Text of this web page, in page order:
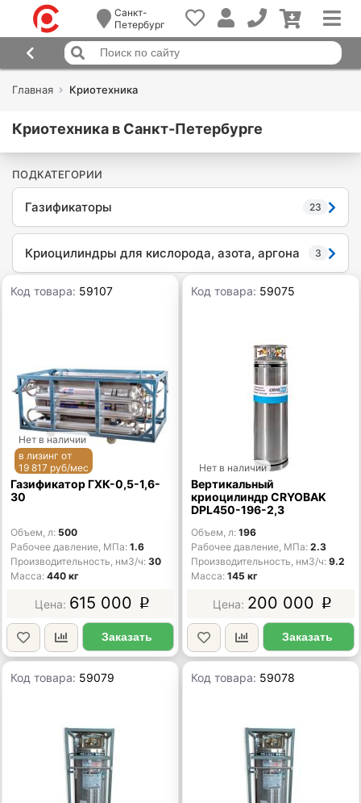
Санкт-
Петербург
Главная Криотехника
Криотехника в Санкт-Петербурге
ПОДКАТЕГОРИИ
Газификаторы 23
Криоцилиндры для кислорода, азота, аргона 3
Код товара: 59107
Нет в наличии
в лизинг от
19 817 руб/мес
Газификатор ГХК-0,5-1,6-
30
Объем, л 500
Рабочее давление, МПа 1.6
Производительность, нм3/ч 30
Масса 440 кг
615 000 p
Заказать
Код товара: 59075
Нет в наличии
Вертикальный
криоцилиндр CRYOBAK
DPL450-196-2,3
Объем, л 196
Рабочее давление, МПа 2.3
Производительность, нм3/ч 9.2
Масса 145 кг
200 000 p
Заказать
Код товара: 59079 Код товара: 59078